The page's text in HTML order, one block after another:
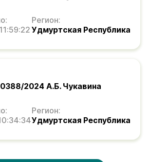
Регион:
Удмуртская Республика
2024 А.Б. Чукавина
Регион:
Удмуртская Республика